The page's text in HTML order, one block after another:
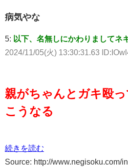
病気やな
5: 以下、名無しにかわりましてネ
2024/11/05(火) 13:30:31.63
親がちゃんとガキ殴
こうなる
続きを読む
Source: http://www.negisoku.com/